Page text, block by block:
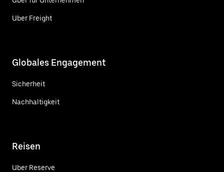
Uber Freight
Globales Engagement
Sicherheit
Nachhaltigkeit
Reisen
Uber Reserve